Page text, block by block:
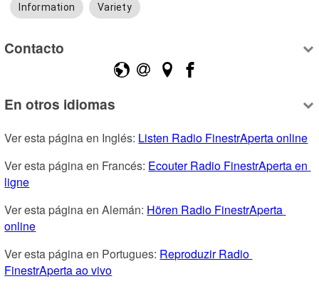
Information Variety
Contacto
En otros idiomas
Ver esta página en Inglés: Listen Radio FinestrAperta online
Ver esta página en Francés: Ecouter Radio FinestrAperta en
ligne
Ver esta página en Alemán: Hören Radio FinestrAperta
online
Ver esta página en Portugues: Reproduzir Radio
FinestrAperta ao vivo